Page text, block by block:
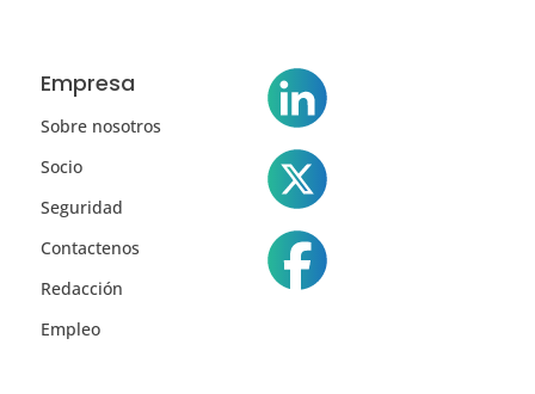
Empresa
Sobre nosotros
Socio
Seguridad
Contactenos
Redacción
Empleo